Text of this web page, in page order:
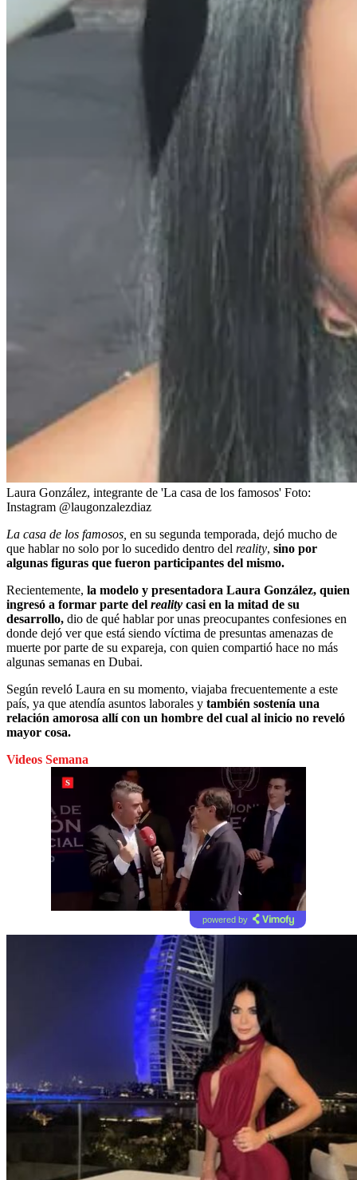
Laura González, integrante de 'La casa de los famosos' Foto:
Instagram @laugonzalezdiaz
La casa de los famosos, en su segunda temporada, dejó mucho de
que hablar no solo por lo sucedido dentro del reality, sino por
algunas figuras que fueron participantes del mismo.
Recientemente, la modelo y presentadora Laura González, quien
ingresó a formar parte del reality casi en la mitad de su
desarrollo, dio de qué hablar por unas preocupantes confesiones en
donde dejó ver que está siendo víctima de presuntas amenazas de
muerte por parte de su expareja, con quien compartió hace no más
algunas semanas en Dubai.
Según reveló Laura en su momento, viajaba frecuentemente a este
país, ya que atendía asuntos laborales y también sostenía una
relación amorosa allí con un hombre del cual al inicio no reveló
mayor cosa.
Videos Semana
powered by